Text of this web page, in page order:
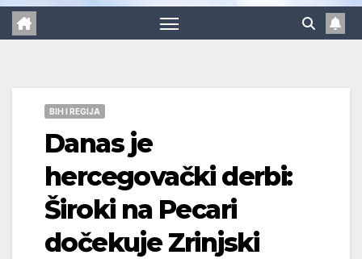
BIH I REGIJA
Danas je
hercegovački derbi:
Široki na Pecari
dočekuje Zrinjski